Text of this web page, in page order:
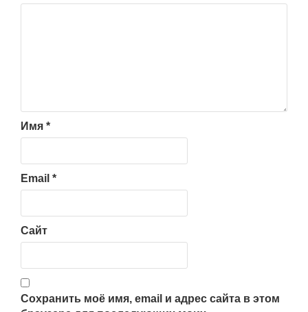
Имя *
Email *
Сайт
Сохранить моё имя, email и адрес сайта в этом